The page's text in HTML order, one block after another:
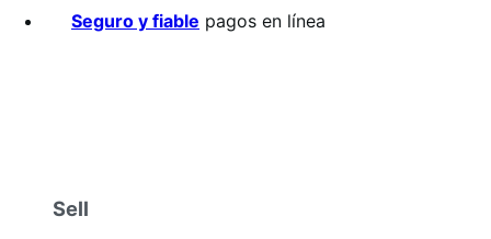
Seguro y fiable pagos en línea
Sell